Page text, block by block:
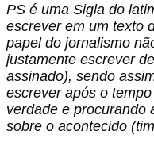
PS é uma Sigla do
escrever em um texto
papel do jornalismo
justamente escrever
assinado), sendo
escrever após o
verdade e procurando
sobre o acontecido